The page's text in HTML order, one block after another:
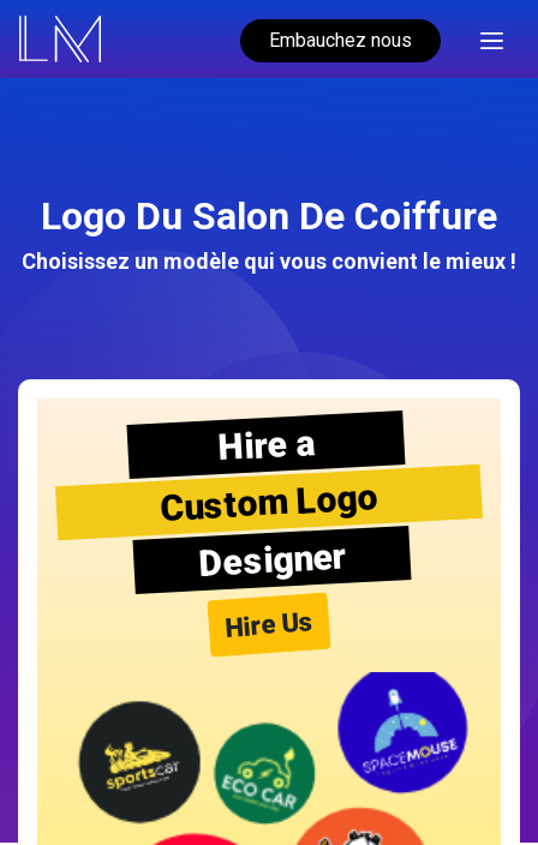
Embauchez nous
Logo Du Salon De Coiffure
Choisissez un modèle qui vous convient le mieux !
Hire a
Custom Logo
Designer
Hire Us